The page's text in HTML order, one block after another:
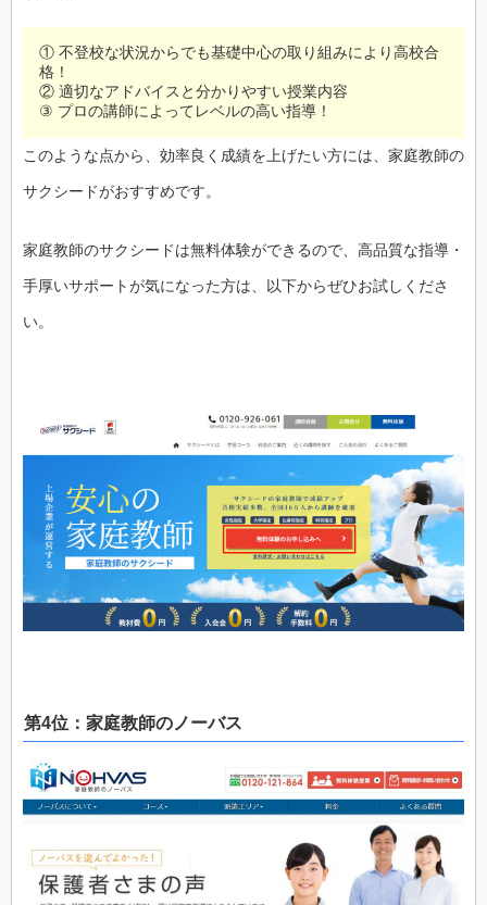
① 不登校な状況からでも基礎中心の取り組みにより高校合
格！
② 適切なアドバイスと分かりやすい授業内容
③ プロの講師によってレベルの高い指導！
このような点から、効率良く成績を上げたい方には、家庭教師の
サクシードがおすすめです。
家庭教師のサクシードは無料体験ができるので、高品質な指導・
手厚いサポートが気になった方は、以下からぜひお試しくださ
い。
第4位：家庭教師のノーバス